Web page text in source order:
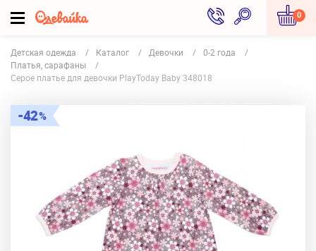
0
Детская одежда Каталог Девочки
0-2 года
Платья, сарафаны
Серое платье для девочки PlayToday Baby 348018
42